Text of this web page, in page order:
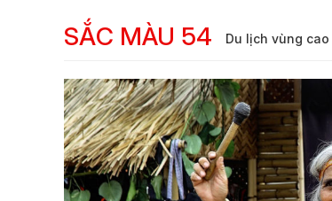
SẮC MÀU 54 Du lịch vùng cao